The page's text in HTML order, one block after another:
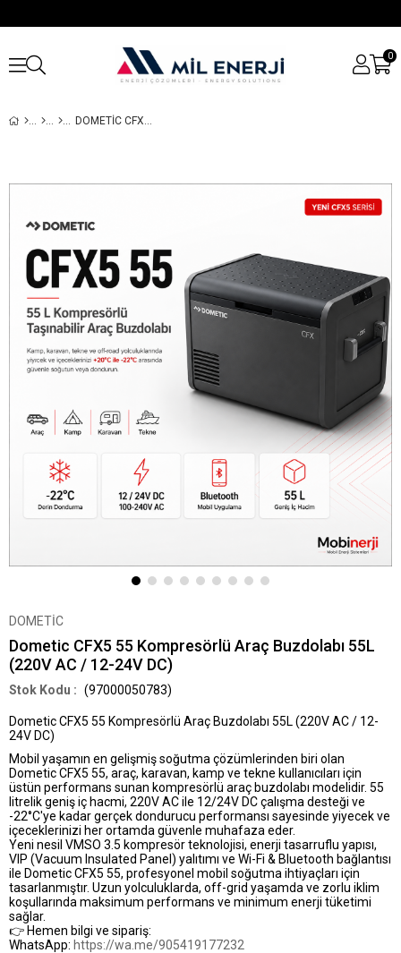
0
DOMETIC CFX5 55 KOMPRESÖRLÜ ARAÇ BUZDOLABI 55L (220V AC / 12-24V DC)
DOMETİC
Dometic CFX5 55 Kompresörlü Araç Buzdolabı 55L
(220V AC / 12-24V DC)
(97000050783)
Dometic CFX5 55 Kompresörlü Araç Buzdolabı 55L (220V AC / 12-
24V DC)
Mobil yaşamın en gelişmiş soğutma çözümlerinden biri olan
Dometic CFX5 55, araç, karavan, kamp ve tekne kullanıcıları için
üstün performans sunan kompresörlü araç buzdolabı modelidir. 55
litrelik geniş iç hacmi, 220V AC ile 12/24V DCçalışma desteği ve
-22°C'ye kadar gerçek dondurucu performansı sayesinde yiyecek ve
içeceklerinizi her ortamda güvenle muhafaza eder.
Yeni nesil VMSO 3.5 kompresör teknolojisi, enerji tasarruflu yapısı,
VIP (Vacuum Insulated Panel) yalıtımı ve Wi-Fi & Bluetooth bağlantısı
ile Dometic CFX5 55, profesyonel mobil soğutma ihtiyaçları için
tasarlanmıştır. Uzun yolculuklarda, off-grid yaşamda ve zorlu iklim
koşullarında maksimum performans ve minimum enerji tüketimi
sağlar.
👉 Hemen bilgi ve sipariş:
WhatsApp: https://wa.me/905419177232